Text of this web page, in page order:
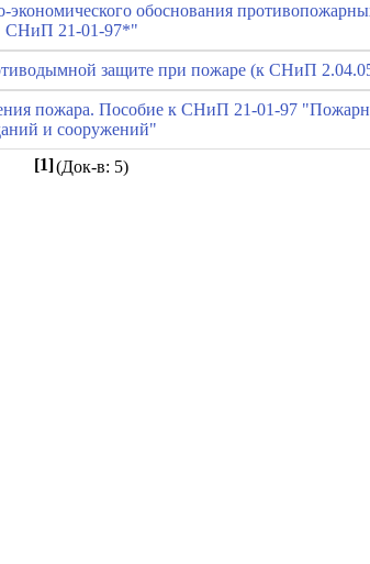
обоснования
СНиП 21-01-97*"
защите при пожаре (к СНиП
пожара. Пособие к СНиП 21-01-97
и сооружений"
[1](Док-в: 5)